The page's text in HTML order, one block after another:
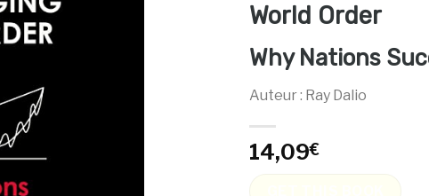
World Order
Why Nations
Auteur : Ray Dalio
14,09€